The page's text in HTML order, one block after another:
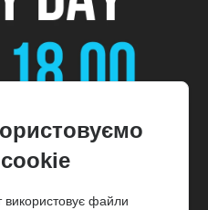
захищені.
Сайт призначений виключно для
використовує файли